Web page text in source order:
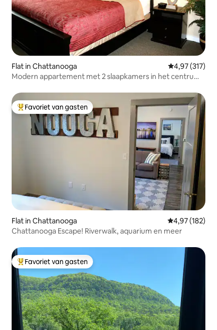
Flat in Chattanooga Gemiddelde
4,97 (317)
Modern appartement met 2 slaapkamers in het centrum
Topfavoriet van gasten
Favoriet van gasten
Flat in Chattanooga Gemiddelde
4,97 (182)
Chattanooga Escape! Riverwalk, aquarium en meer
Topfavoriet van gasten
Favoriet van gasten